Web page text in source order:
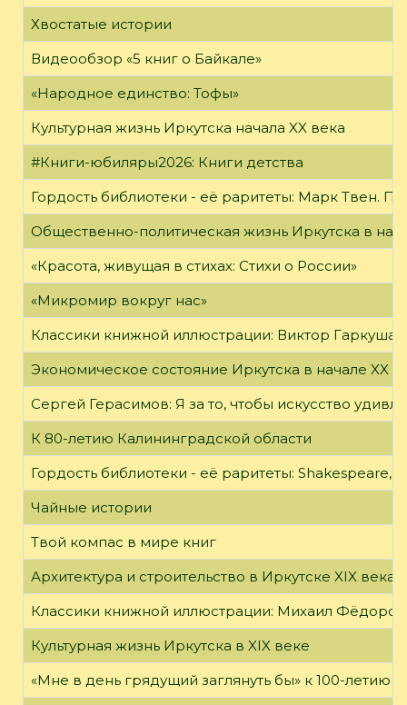
Хвостатые истории
Видеообзор «5 книг о Байкале»
«Народное единство: Тофы»
Культурная жизнь Иркутска начала XX века
#Книги-юбиляры2026: Книги детства
Гордость библиотеки - её раритеты: Марк Твен.
Общественно-политическая жизнь Иркутска в
«Красота, живущая в стихах: Стихи о России»
«Микромир вокруг нас»
Классики книжной иллюстрации: Виктор Гаркуша
Экономическое состояние Иркутска в начале XX
Сергей Герасимов: Я за то, чтобы искусство
К 80-летию Калининградской области
Гордость библиотеки - её раритеты: Shakespeare,
Чайные истории
Твой компас в мире книг
Архитектура и строительство в Иркутске XIX века
Классики книжной иллюстрации: Михаил Фёдоров
Культурная жизнь Иркутска в XIX веке
«Мне в день грядущий заглянуть бы» к 100-летию